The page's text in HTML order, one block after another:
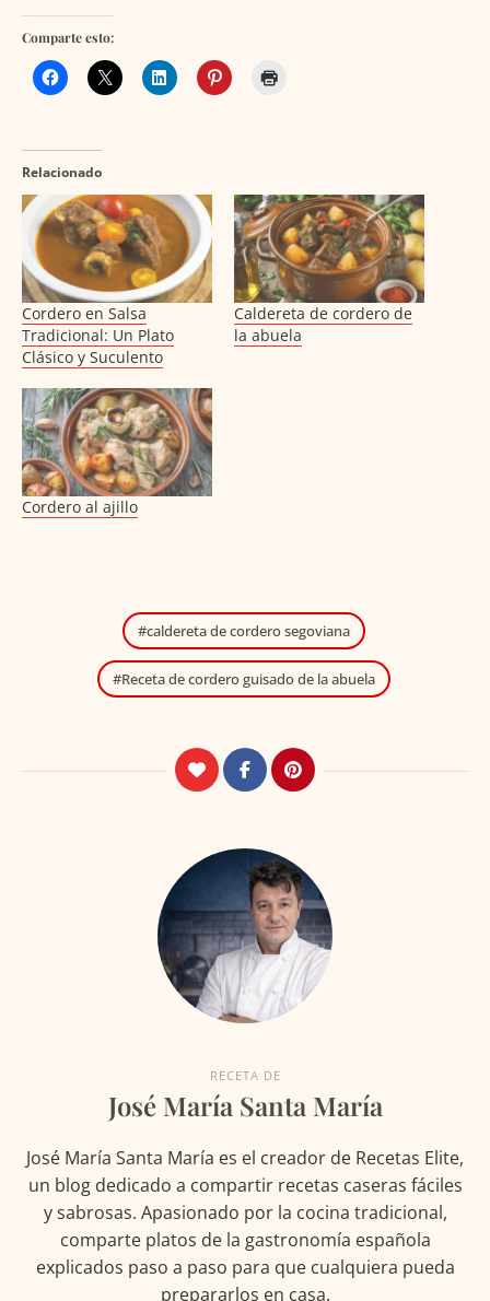
Comparte esto:
Relacionado
Cordero en Salsa
Tradicional: Un Plato
Clásico y Suculento
Caldereta de cordero de
la abuela
Cordero al ajillo
caldereta de cordero segoviana
Receta de cordero guisado de la abuela
RECETA DE
José María Santa María
José María Santa María es el creador de Recetas Elite,
un blog dedicado a compartir recetas caseras fáciles
y sabrosas. Apasionado por la cocina tradicional,
comparte platos de la gastronomía española
explicados paso a paso para que cualquiera pueda
prepararlos en casa.